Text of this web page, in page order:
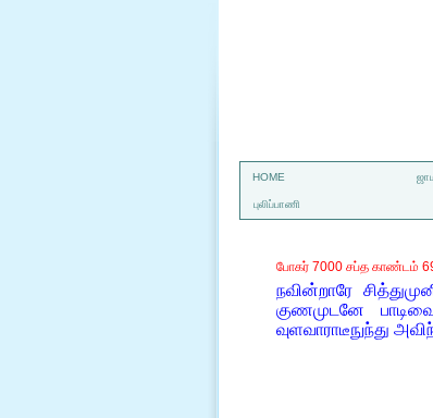
HOME
புலிப்பாணி
போகர் 7000 சப்த காண்டம்
நவின்றாரே
குணமுடனே
வுளவாராடீநுந்து